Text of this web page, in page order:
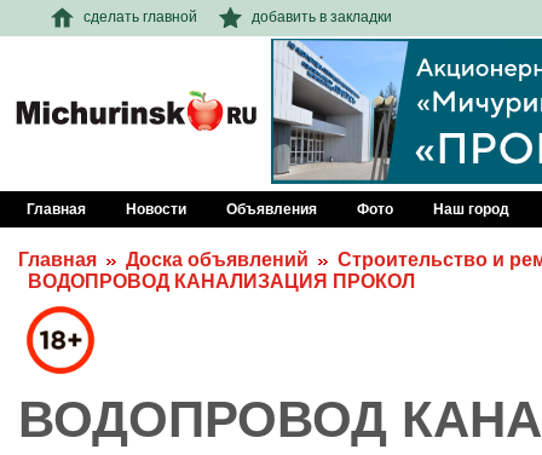
сделать главной добавить в закладки
Главная Новости Объявления Фото Наш город
Главная Доска объявлений
Строительство и
ВОДОПРОВОД КАНАЛИЗАЦИЯ ПРОКОЛ
ВОДОПРОВОД